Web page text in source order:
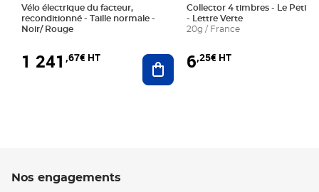
Vélo électrique du facteur,
reconditionné - Taille normale -
Noir/ Rouge
1 241 ,67€ HT Ajouter au panier
Collector 4 timbres - Le Petit
- Lettre Verte
20g / France
6,25€ HT
Nos engagements